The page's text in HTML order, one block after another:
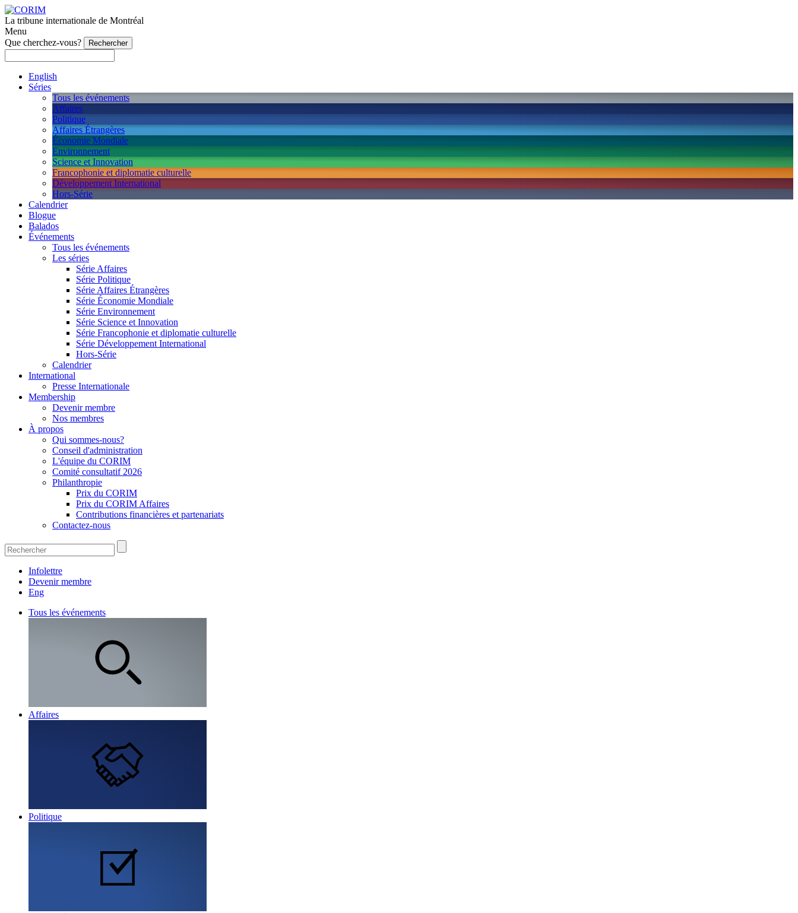
La tribune internationale de Montréal
Menu
Que cherchez-vous?
English
Séries
Tous les événements
Affaires
Politique
Affaires Étrangères
Économie Mondiale
Environnement
Science et Innovation
Francophonie et diplomatie culturelle
Développement International
Hors-Série
Calendrier
Blogue
Balados
Événements
Tous les événements
Les séries
Série Affaires
Série Politique
Série Affaires Étrangères
Série Économie Mondiale
Série Environnement
Série Science et Innovation
Série Francophonie et diplomatie culturelle
Série Développement International
Hors-Série
Calendrier
International
Presse Internationale
Membership
Devenir membre
Nos membres
À propos
Qui sommes-nous?
Conseil d'administration
L'équipe du CORIM
Comité consultatif 2026
Philanthropie
Prix du CORIM
Prix du CORIM Affaires
Contributions financières et partenariats
Contactez-nous
Infolettre
Devenir membre
Eng
Tous les événements
Affaires
Politique